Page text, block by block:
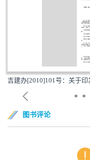
吉建办[2010]101号：关于
图书评论